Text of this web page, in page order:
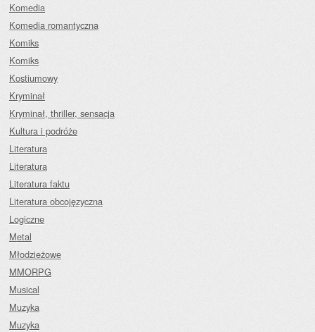
Komedia
Komedia romantyczna
Komiks
Komiks
Kostiumowy
Kryminał
Kryminał, thriller, sensacja
Kultura i podróże
Literatura
Literatura
Literatura faktu
Literatura obcojęzyczna
Logiczne
Metal
Młodzieżowe
MMORPG
Musical
Muzyka
Muzyka